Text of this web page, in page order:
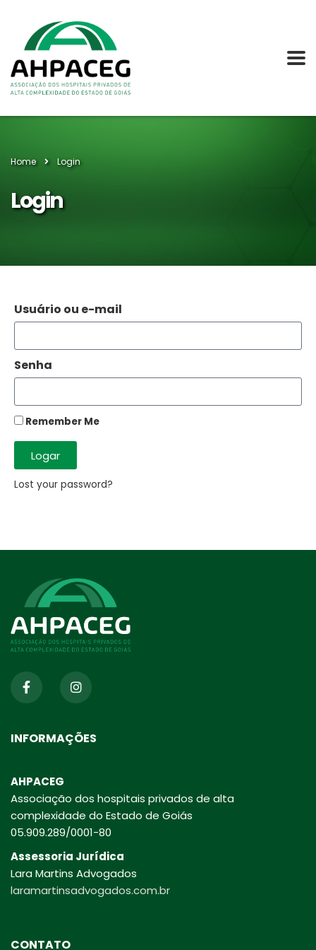
Home Login
Login
Usuário ou e-mail
Senha
Remember Me
Logar
Lost your password?
INFORMAÇÕES
AHPACEG
Associação dos hospitais privados de alta
complexidade do Estado de Goiás
05.909.289/0001-80
Assessoria Jurídica
Lara Martins Advogados
laramartinsadvogados.com.br
CONTATO